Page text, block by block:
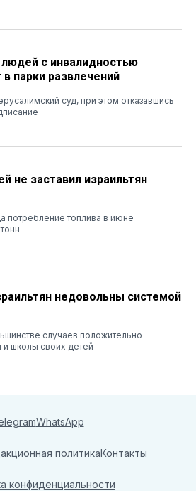
с инвалидностью
парки развлечений
суд, при этом отказавшись
не заставил израильтян
потребление топлива в июне
недовольны системой
случаев положительно
школы своих детей
WhatsApp
политикаКонтакты
конфиденциальности